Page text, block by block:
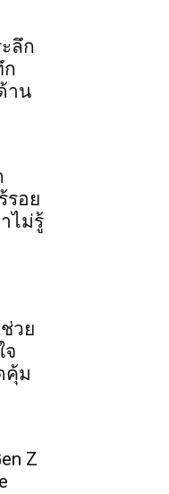
ลึก
ก
าน
รอย
ไม่รู้
วย
จ
คุ้ม
Z